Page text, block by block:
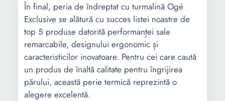
În final, peria de îndreptat cu turmalină Ogé
Exclusive se alătură cu succes listei noastre de
top 5 produse datorită performanței sale
remarcabile, designului ergonomic și
caracteristicilor inovatoare. Pentru cei care caută
un produs de înaltă calitate pentru îngrijirea
părului, această perie termică reprezintă o
alegere excelentă.